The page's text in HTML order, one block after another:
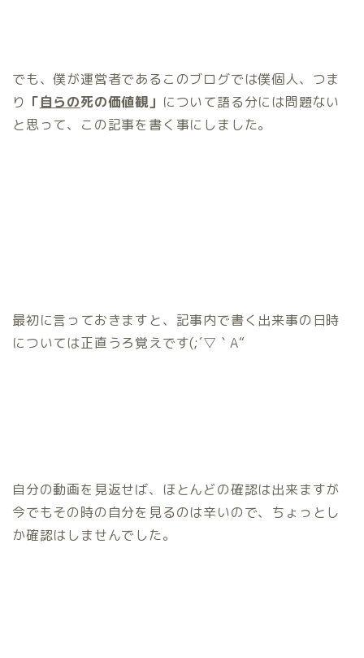
でも、僕が運営者であるこのブログでは僕個人、つま
り 「自らの死の価値観」 について語る分には問題ない
と思って、この記事を書く事にしました。
最初に言っておきますと、記事内で書く出来事の日時
については正直うろ覚えです(;´▽｀A“
自分の動画を見返せば、ほとんどの確認は出来ますが
今でもその時の自分を見るのは辛いので、ちょっとし
か確認はしませんでした。